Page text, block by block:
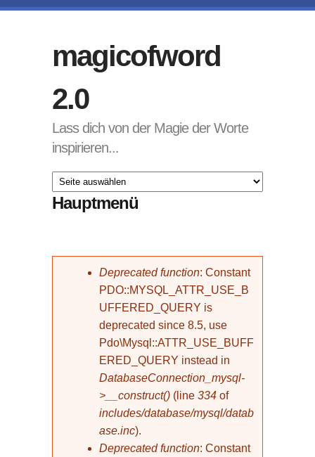
magicofword
2.0
Lass dich von der Magie der Worte
inspirieren...
Hauptmenü
Fehlermeldung
Deprecated function: Constant
PDO::MYSQL_ATTR_USE_B
UFFERED_QUERY is
deprecated since 8.5, use
Pdo\Mysql::ATTR_USE_BUFF
ERED_QUERY instead in
DatabaseConnection_mysql-
>__construct() (line 334 of
includes/database/mysql/datab
ase.inc).
Deprecated function: Constant